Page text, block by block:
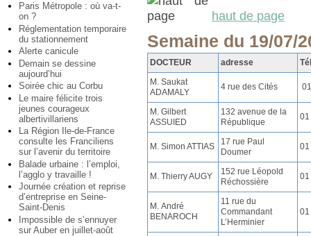
Paris Métropole : où va-t-
on ?
Réglementation temporaire
du stationnement
Alerte canicule
Demain se dessine
aujourd’hui
Soirée chic au Corbu
Le maire félicite trois
jeunes courageux
albertivillariens
La Région Ile-de-France
consulte les Franciliens
sur l’avenir du territoire
Balade urbaine : l’emploi,
l’agglo y travaille !
Journée création et reprise
d’entreprise en Seine-
Saint-Denis
Impossible de s’ennuyer
sur Auber en juillet-août
haut de page
Semaine du 19/07/
DOCTEUR adresse
M. Saukat
ADAMALY
4 rue des Cités
M. Gilbert
ASSUIED
132 avenue de la
République
01
M. Simon ATTIAS
17 rue Paul
Doumer
01
M. Thierry AUGY
152 rue Léopold
Réchossière
01
M. André
BENAROCH
11 rue du
Commandant
L’Herminier
01